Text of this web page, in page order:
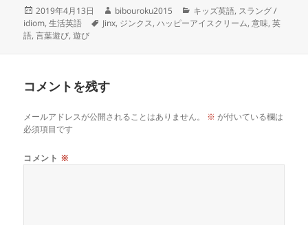
投
稿
日:
2019年4月13日
作
成
bibouroku2015
カ
テ
キッズ英語, スラング /
idiom,生活英語
タ
Jinx, ジンクス,ハッピーアイスクリーム,意味,英
語,言葉遊び,遊び
コメントを残す
メールアドレスが公開されることはありません。 ※ が付いている欄は
必須項目です
コメント ※